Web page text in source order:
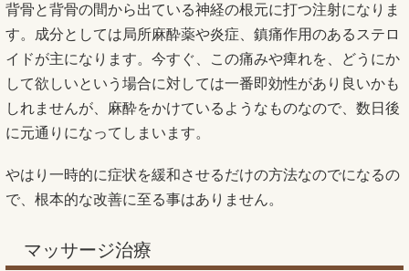
背骨と背骨の間から出ている神経の根元に打つ注射になりま
す。成分としては局所麻酔薬や炎症、鎮痛作用のあるステロ
イドが主になります。今すぐ、この痛みや痺れを、どうにか
して欲しいという場合に対しては一番即効性があり良いかも
しれませんが、麻酔をかけているようなものなので、数日後
に元通りになってしまいます。
やはり一時的に症状を緩和させるだけの方法なのでになるの
で、根本的な改善に至る事はありません。
マッサージ治療